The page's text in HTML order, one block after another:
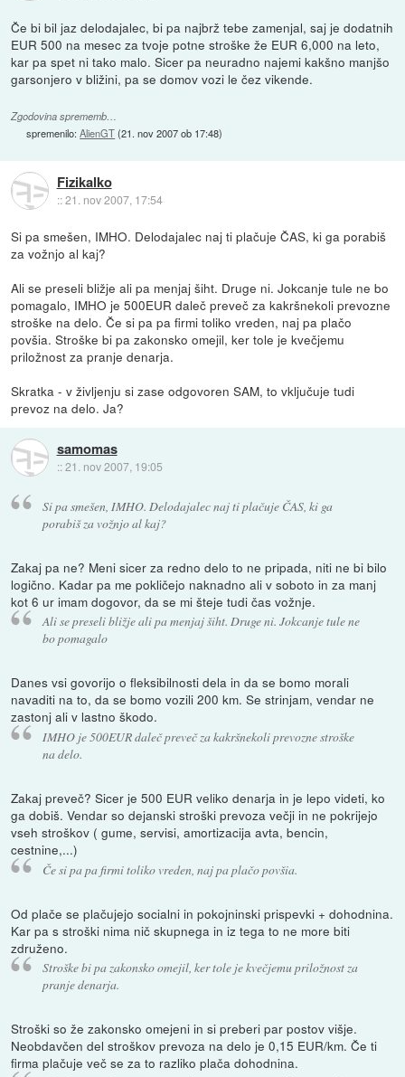
Če bi bil jaz delodajalec, bi pa najbrž tebe zamenjal, saj je dodatnih
EUR 500 na mesec za tvoje potne stroške že EUR 6,000 na leto,
kar pa spet ni tako malo. Sicer pa neuradno najemi kakšno manjšo
garsonjero v bližini, pa se domov vozi le čez vikende.
Zgodovina sprememb…
spremenilo:AlienGT(21. nov 2007 ob 17:48)
Fizikalko
::21. nov 2007, 17:54
Si pa smešen, IMHO. Delodajalec naj ti plačuje ČAS, ki ga porabiš
za vožnjo al kaj?
Ali se preseli bližje ali pa menjaj šiht. Druge ni. Jokcanje tule ne bo
pomagalo, IMHO je 500EUR daleč preveč za kakršnekoli prevozne
stroške na delo. Če si pa pa firmi toliko vreden, naj pa plačo
povšia. Stroške bi pa zakonsko omejil, ker tole je kvečjemu
priložnost za pranje denarja.
Skratka - v življenju si zase odgovoren SAM, to vključuje tudi
prevoz na delo. Ja?
samomas
::21. nov 2007, 19:05
Si pa smešen, IMHO. Delodajalec naj ti plačuje ČAS, ki ga
porabiš za vožnjo al kaj?
Zakaj pa ne? Meni sicer za redno delo to ne pripada, niti ne bi bilo
logično. Kadar pa me pokličejo naknadno ali v soboto in za manj
kot 6 ur imam dogovor, da se mi šteje tudi čas vožnje.
Ali se preseli bližje ali pa menjaj šiht. Druge ni. Jokcanje tule ne
bo pomagalo
Danes vsi govorijo o fleksibilnosti dela in da se bomo morali
navaditi na to, da se bomo vozili 200 km. Se strinjam, vendar ne
zastonj ali v lastno škodo.
IMHO je 500EUR daleč preveč za kakršnekoli prevozne stroške
na delo.
Zakaj preveč? Sicer je 500 EUR veliko denarja in je lepo videti, ko
ga dobiš. Vendar so dejanski stroški prevoza večji in ne pokrijejo
vseh stroškov ( gume, servisi, amortizacija avta, bencin,
cestnine,...)
Če si pa pa firmi toliko vreden, naj pa plačo povšia.
Od plače se plačujejo socialni in pokojninski prispevki + dohodnina.
Kar pa s stroški nima nič skupnega in iz tega to ne more biti
združeno.
Stroške bi pa zakonsko omejil, ker tole je kvečjemu priložnost za
pranje denarja.
Stroški so že zakonsko omejeni in si preberi par postov višje.
Neobdavčen del stroškov prevoza na delo je 0,15 EUR/km. Če ti
firma plačuje več se za to razliko plača dohodnina.